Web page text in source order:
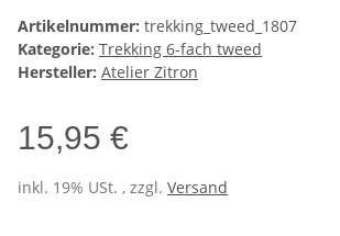
Artikelnummer: trekking_tweed_1807
Kategorie: Trekking 6-fach tweed
Hersteller: Atelier Zitron
15,95 €
inkl. 19% USt. , zzgl. Versand